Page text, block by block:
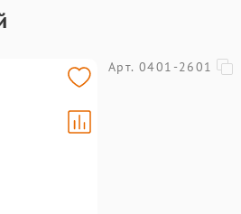
Арт. 0401-2601